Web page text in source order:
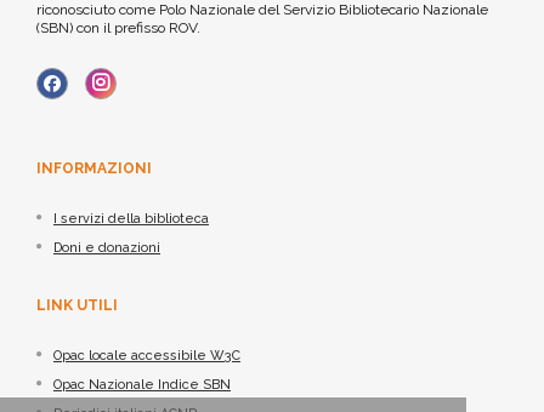
riconosciuto come Polo Nazionale del Servizio Bibliotecario Nazionale
(SBN) con il prefisso ROV.
INFORMAZIONI
I servizi della biblioteca
Doni e donazioni
LINK UTILI
Opac locale accessibile W3C
Opac Nazionale Indice SBN